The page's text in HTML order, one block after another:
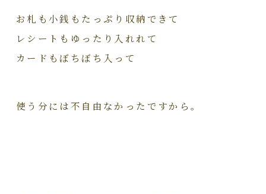
お札も小銭もたっぷり収納できて
レシートもゆったり入れれて
カードもぼちぼち入って
使う分には不自由なかったですから。